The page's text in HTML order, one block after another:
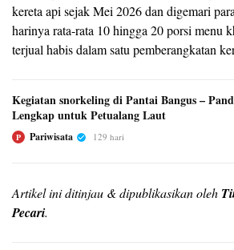
kereta api sejak Mei 2026 dan digemari
harinya rata-rata 10 hingga 20 porsi menu
terjual habis dalam satu pemberangkatan
Kegiatan snorkeling di Pantai Bangus –
Lengkap untuk Petualang Laut
P Pariwisata 129 hari
Artikel ini ditinjau & dipublikasikan oleh
Pecari.